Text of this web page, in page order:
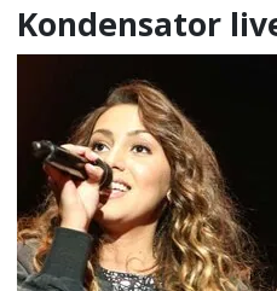
Kondensator